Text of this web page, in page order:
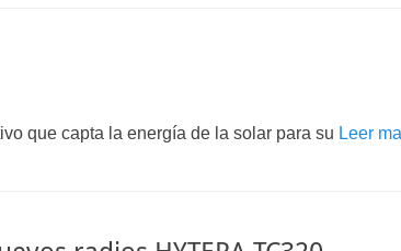
que capta la energía de la solar para su Leer